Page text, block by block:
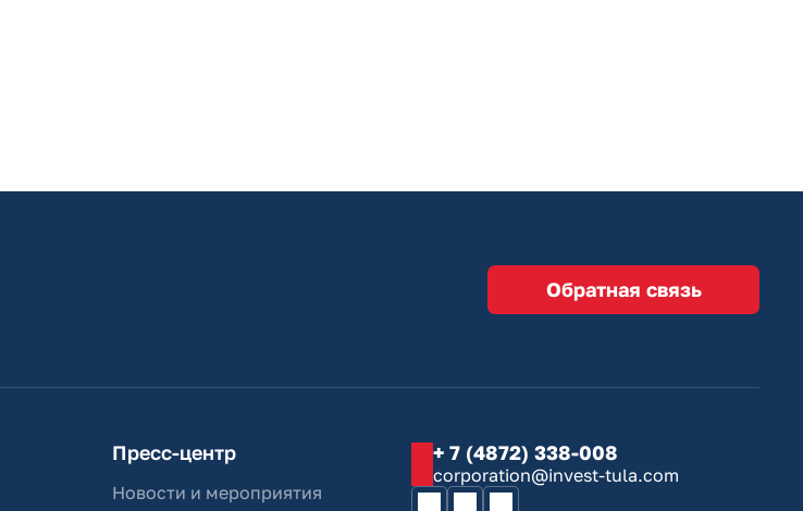
Обратная связь
Пресс-центр
Новости и мероприятия
+ 7 (4872) 338-008
corporation@invest-tula.com